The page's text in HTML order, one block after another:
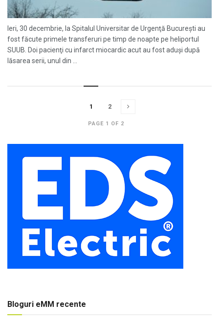
Ieri, 30 decembrie, la Spitalul Universitar de Urgenţă Bucureşti au
fost făcute primele transferuri pe timp de noapte pe heliportul
SUUB. Doi pacienţi cu infarct miocardic acut au fost aduşi după
lăsarea serii, unul din ...
PAGE 1 OF 2
1 2
Bloguri eMM recente